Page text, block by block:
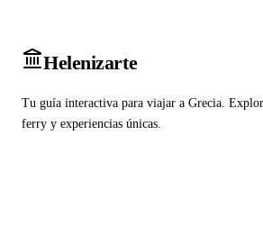
Helenizarte
Tu guía interactiva para viajar a Grecia.
ferry y experiencias únicas.